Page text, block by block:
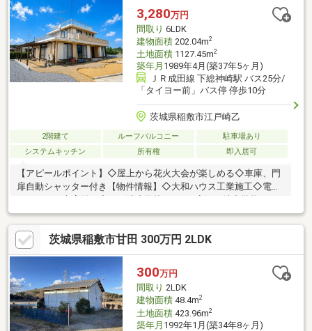
3,280万円
間取り 6LDK
建物面積202.04m2
土地面積1127.45m2
築年月 1989年4月(築37年5ヶ月)
ＪＲ成田線 下総神崎駅 バス25分/
「タイヨー前」バス停 停歩10分
茨城県稲敷市江戸崎乙
2階建て ルーフバルコニー
駐車場あり
システムキッチン
所有権 即入居可
【アピールポイント】◇屋上から花火大会が楽しめる◇車庫、門
扉自動シャッター付き【物件情報】◇大和ハウス工業施工◇電動
1400ｍ◇江戸崎保育園 800ｍ【物件条件】◇井戸、浄化槽、プ
ロパンガス【住宅ローン相談受付中！！】・住宅ローンいくらま
で組めるのかな？・車やカードの借入あるけどローン通る？→過
去にローンが通らなかったなど！！◇弊社独自の方法でローンが
他社で通らなかった、通るか不安な方などのお手伝いが出来れば
と思います！◇お写真ではお伝え出来ない部分もあるので是非見
学して下さい♪
茨城県稲敷市甘田 300万円 2LDK
300万円
間取り 2LDK
建物面積48.4m2
土地面積423.96m2
築年月 1992年1月(築34年8ヶ月)